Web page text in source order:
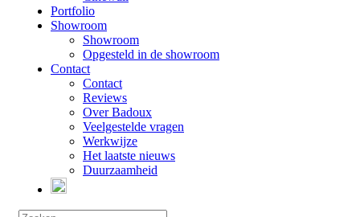
Portfolio
Showroom
Showroom
Opgesteld in de showroom
Contact
Contact
Reviews
Over Badoux
Veelgestelde vragen
Werkwijze
Het laatste nieuws
Duurzaamheid